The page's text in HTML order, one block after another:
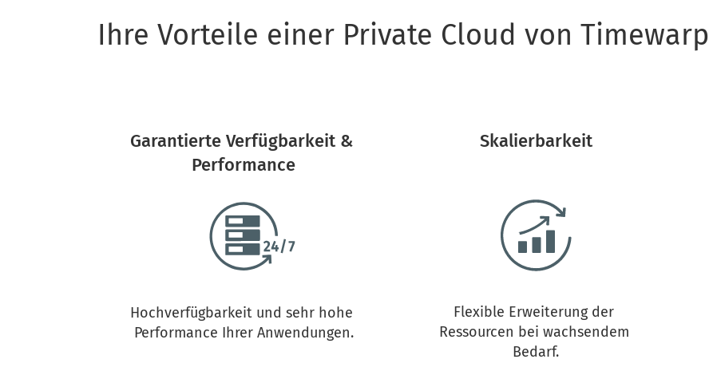
Ihre Vorteile einer Private Cloud von Timewarp
Garantierte Verfügbarkeit &
Performance
Hochverfügbarkeit und sehr hohe
Performance Ihrer Anwendungen.
Skalierbarkeit
Flexible Erweiterung der
Ressourcen bei wachsendem
Bedarf.